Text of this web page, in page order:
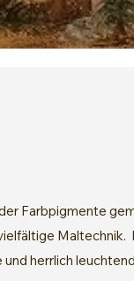
Farbpigmente
Maltechnik.
herrlich